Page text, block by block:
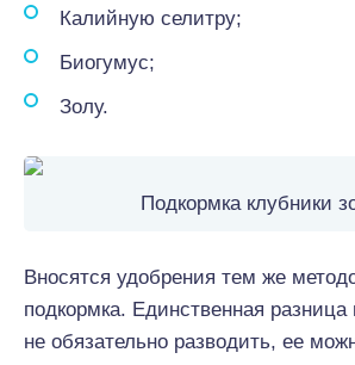
Калийную селитру;
Биогумус;
Золу.
Подкормка клубники
Вносятся удобрения тем же
подкормка. Единственная разница
не обязательно разводить, ее